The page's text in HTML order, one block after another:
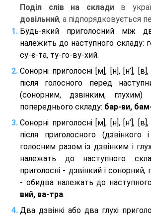
Поділ слів на складив
довільний, а підпорядковується
Будь-який приголосний між
належить до наступного складу:
су-є-та, ту-го-ву-хий.
Сонорні приголосні [м], [н], [н’], [в],
після голосного перед
(сонорним, дзвінким, глухим)
попереднього складу: бар-ви,
Сонорні приголосні [м], [н], [н’], [в],
після приголосного (дзвінкого
голосним разом із дзвінким і
належать до наступного
приголосні - дзвінкий і сонорний,
- обидва належать до
вий, ва-тра.
Два дзвінкі або два глухі